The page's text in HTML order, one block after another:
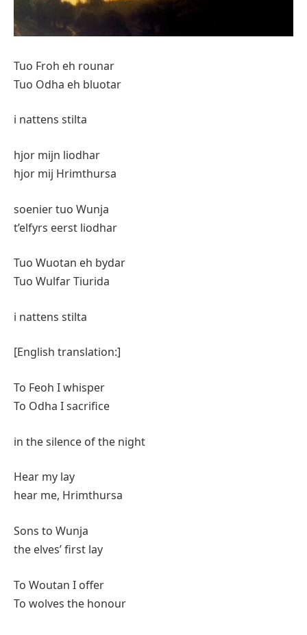
Tuo Froh eh rounar
Tuo Odha eh bluotar
i nattens stilta
hjor mijn liodhar
hjor mij Hrimthursa
soenier tuo Wunja
t’elfyrs eerst liodhar
Tuo Wuotan eh bydar
Tuo Wulfar Tiurida
i nattens stilta
[English translation:]
To Feoh I whisper
To Odha I sacrifice
in the silence of the night
Hear my lay
hear me, Hrimthursa
Sons to Wunja
the elves’ first lay
To Woutan I offer
To wolves the honour